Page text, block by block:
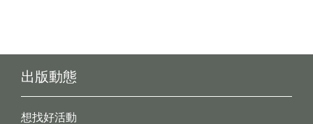
出版動態
想找好活動